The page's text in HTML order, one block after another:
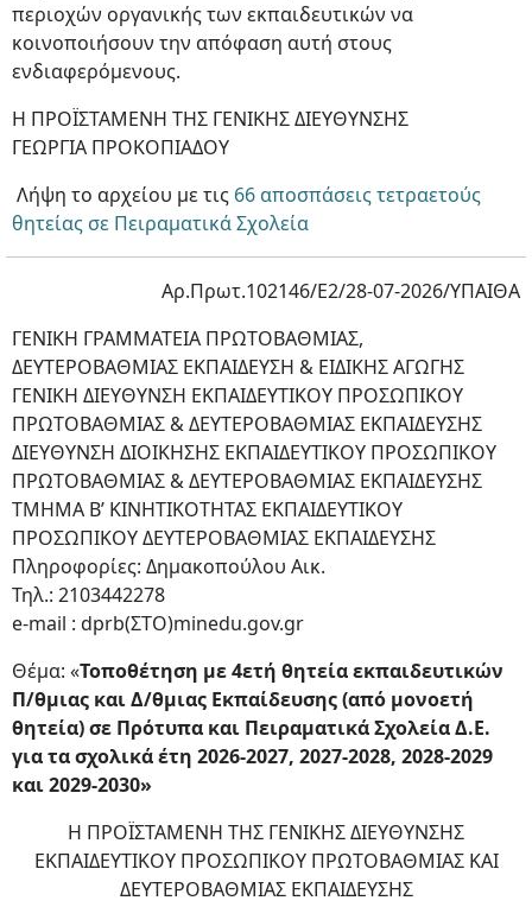
περιοχών οργανικής των εκπαιδευτικών να
κοινοποιήσουν την απόφαση αυτή στους
ενδιαφερόμενους.
Η ΠΡΟΪΣΤΑΜΕΝΗ ΤΗΣ ΓΕΝΙΚΗΣ ΔΙΕΥΘΥΝΣΗΣ
ΓΕΩΡΓΙΑ ΠΡΟΚΟΠΙΑΔΟΥ
Λήψη το αρχείου με τις 66 αποσπάσεις τετραετούς
θητείας σε Πειραματικά Σχολεία
Αρ.Πρωτ.102146/Ε2/28-07-2026/ΥΠΑΙΘΑ
ΓΕΝΙΚΗ ΓΡΑΜΜΑΤΕΙΑ ΠΡΩΤΟΒΑΘΜΙΑΣ,
ΔΕΥΤΕΡΟΒΑΘΜΙΑΣ ΕΚΠΑΙΔΕΥΣΗ & ΕΙΔΙΚΗΣ ΑΓΩΓΗΣ
ΓΕΝΙΚΗ ΔΙΕΥΘΥΝΣΗ ΕΚΠΑΙΔΕΥΤΙΚΟΥ ΠΡΟΣΩΠΙΚΟΥ
ΠΡΩΤΟΒΑΘΜΙΑΣ & ΔΕΥΤΕΡΟΒΑΘΜΙΑΣ ΕΚΠΑΙΔΕΥΣΗΣ
ΔΙΕΥΘΥΝΣΗ ΔΙΟΙΚΗΣΗΣ ΕΚΠΑΙΔΕΥΤΙΚΟΥ ΠΡΟΣΩΠΙΚΟΥ
ΠΡΩΤΟΒΑΘΜΙΑΣ & ΔΕΥΤΕΡΟΒΑΘΜΙΑΣ ΕΚΠΑΙΔΕΥΣΗΣ
ΤΜΗΜΑ Β’ ΚΙΝΗΤΙΚΟΤΗΤΑΣ ΕΚΠΑΙΔΕΥΤΙΚΟΥ
ΠΡΟΣΩΠΙΚΟΥ ΔΕΥΤΕΡΟΒΑΘΜΙΑΣ ΕΚΠΑΙΔΕΥΣΗΣ
Πληροφορίες: Δημακοπούλου Αικ.
Τηλ.: 2103442278
e-mail : dprb(ΣΤΟ)minedu.gov.gr
Θέμα: «Τοποθέτηση με 4ετή θητεία εκπαιδευτικών
Π/θμιας και Δ/θμιας Εκπαίδευσης (από μονοετή
θητεία) σε Πρότυπα και Πειραματικά Σχολεία Δ.Ε.
για τα σχολικά έτη 2026-2027, 2027-2028, 2028-2029
και 2029-2030»
H ΠΡΟΪΣΤΑΜΕΝΗ ΤΗΣ ΓΕΝΙΚΗΣ ΔΙΕΥΘΥΝΣΗΣ
ΕΚΠΑΙΔΕΥΤΙΚΟΥ ΠΡΟΣΩΠΙΚΟΥ ΠΡΩΤΟΒΑΘΜΙΑΣ ΚΑΙ
ΔΕΥΤΕΡΟΒΑΘΜΙΑΣ ΕΚΠΑΙΔΕΥΣΗΣ